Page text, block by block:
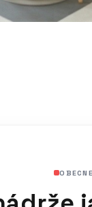
OBECNE